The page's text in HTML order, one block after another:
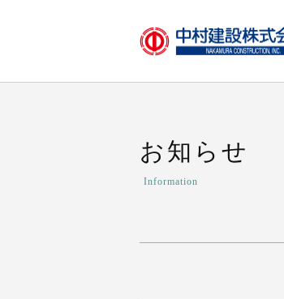
お知らせ
Information